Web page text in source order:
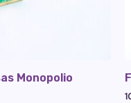
Monopolio